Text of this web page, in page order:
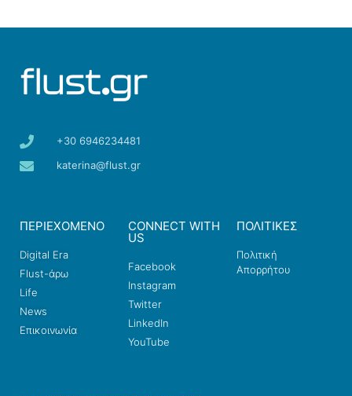
+30 6946234481
katerina@flust.gr
ΠΕΡΙΕΧΟΜΕΝΟ
Digital Era
Flust-άρω
Life
News
Επικοινωνία
CONNECT WITH
US
Facebook
Instagram
Twitter
LinkedIn
YouTube
ΠΟΛΙΤΙΚΕΣ
Πολιτική
Απορρήτου